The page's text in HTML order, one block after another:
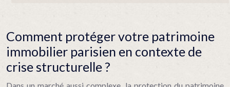
Comment protéger votre patrimoine
immobilier parisien en contexte de
crise structurelle ?